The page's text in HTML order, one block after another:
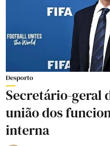
Desporto
Secretário-geral
união dos
interna